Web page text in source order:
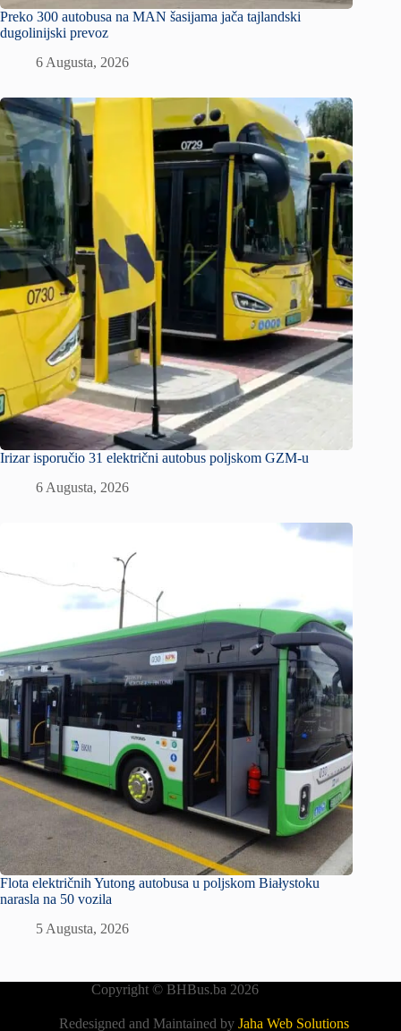
Preko 300 autobusa na MAN šasijama jača tajlandski
dugolinijski prevoz
6 Augusta, 2026
Irizar isporučio 31 električni autobus poljskom GZM-u
6 Augusta, 2026
Flota električnih Yutong autobusa u poljskom Białystoku
narasla na 50 vozila
5 Augusta, 2026
Copyright © BHBus.ba 2026
Redesigned and Maintained byJaha Web Solutions